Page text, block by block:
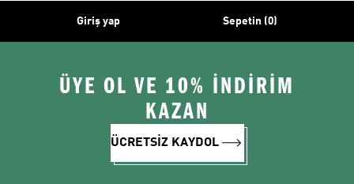
Giriş yap Sepetin (0)
ÜYE OL VE 10% İNDİRİM
KAZAN
ÜCRETSİZ KAYDOL